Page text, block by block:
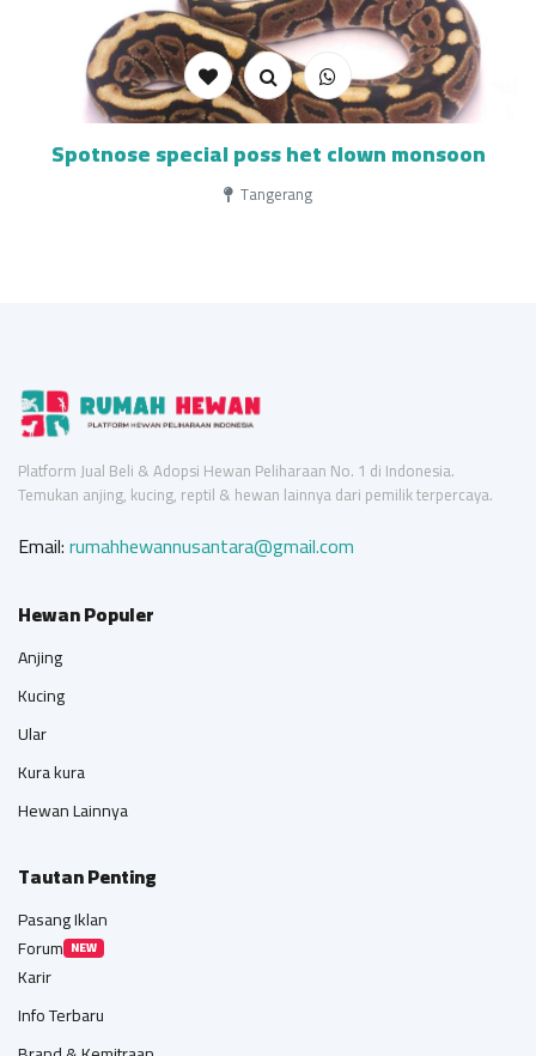
Spotnose special poss het clown monsoon
Tangerang
Platform Jual Beli & Adopsi Hewan Peliharaan No. 1 di Indonesia.
Temukan anjing, kucing, reptil & hewan lainnya dari pemilik terpercaya.
Email:rumahhewannusantara@gmail.com
Hewan Populer
Anjing
Kucing
Ular
Kura kura
Hewan Lainnya
Tautan Penting
Pasang Iklan
Forum NEW
Karir
Info Terbaru